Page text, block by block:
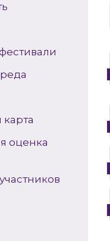
оценка